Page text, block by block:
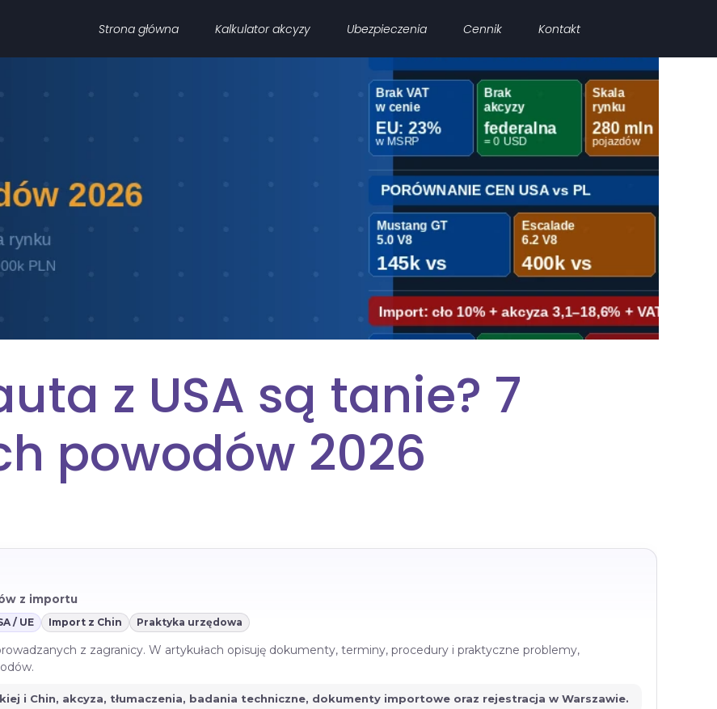
Strona główna Kalkulator akcyzy Ubezpieczenia Cennik Kontakt
z USA są tanie? 7
powodów 2026
z importu
/ UE Import z Chin Praktyka urzędowa
z zagranicy. W artykułach opisuję dokumenty, terminy, procedury i praktyczne problemy,
i Chin, akcyza, tłumaczenia, badania techniczne, dokumenty importowe oraz rejestracja w Warszawie.